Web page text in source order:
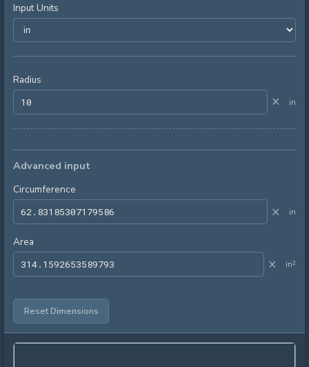
Input Units
Radius
× in
Advanced input
Circumference
× in
Area
× in²
Reset Dimensions